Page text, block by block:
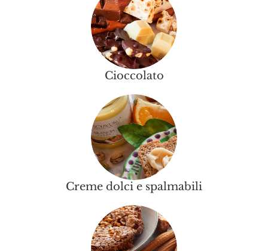
Cioccolato
Creme dolci e spalmabili